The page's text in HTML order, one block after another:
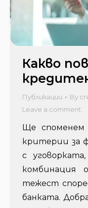
Какво
Публикации By
Leave a comment
Ще
критерии за
с
комбинация
тежест
банката.